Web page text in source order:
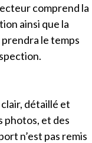
comprend la
ainsi que la
le temps
détaillé et
photos, et des
n’est pas remis